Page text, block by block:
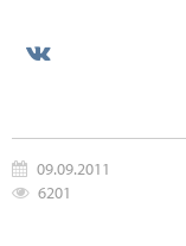
09.09.2011
6201